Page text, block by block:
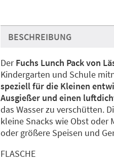
BESCHREIBUNG
DerFuchs Lunch Pack von
Kindergarten und Schule
speziell für die Kleinen
Ausgießer und einen
das Wasser zu verschütten.
kleine Snacks wie Obst oder
oder größere Speisen und
FLASCHE